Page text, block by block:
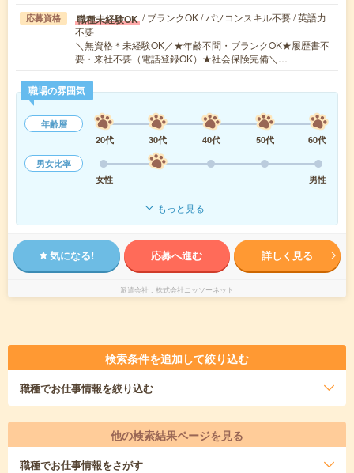
応募資格 職種未経験OK / ブランクOK / パソコンスキル不要 / 英語力
不要
＼無資格＊未経験OK／★年齢不問・ブランクOK★履歴書不
要・来社不要（電話登録OK）★社会保険完備＼…
職場の雰囲気
年齢層
20代
30代 40代 50代
60代
男女比率
女性
男性
もっと見る
気になる! 応募へ進む 詳しく見る
派遣会社 株式会社ニッソーネット
検索条件を追加して絞り込む
職種でお仕事情報を絞り込む
他の検索結果ページを見る
職種でお仕事情報をさがす